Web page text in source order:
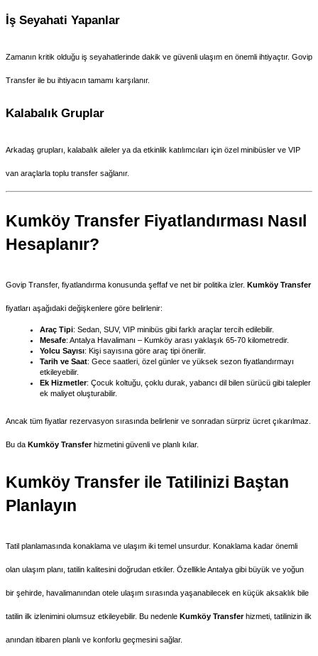
İş Seyahati Yapanlar
Zamanın kritik olduğu iş seyahatlerinde dakik ve güvenli ulaşım en önemli ihtiyaçtır. Govip
Transfer ile bu ihtiyacın tamamı karşılanır.
Kalabalık Gruplar
Arkadaş grupları, kalabalık aileler ya da etkinlik katılımcıları için özel minibüsler ve VIP
van araçlarla toplu transfer sağlanır.
Kumköy Transfer Fiyatlandırması Nasıl
Hesaplanır?
Govip Transfer, fiyatlandırma konusunda şeffaf ve net bir politika izler. Kumköy Transfer
fiyatları aşağıdaki değişkenlere göre belirlenir:
Araç Tipi: Sedan, SUV, VIP minibüs gibi farklı araçlar tercih edilebilir.
Mesafe: Antalya Havalimanı – Kumköy arası yaklaşık 65-70 kilometredir.
Yolcu Sayısı: Kişi sayısına göre araç tipi önerilir.
Tarih ve Saat: Gece saatleri, özel günler ve yüksek sezon fiyatlandırmayı
etkileyebilir.
Ek Hizmetler: Çocuk koltuğu, çoklu durak, yabancı dil bilen sürücü gibi talepler
ek maliyet oluşturabilir.
Ancak tüm fiyatlar rezervasyon sırasında belirlenir ve sonradan sürpriz ücret çıkarılmaz.
Bu da Kumköy Transfer hizmetini güvenli ve planlı kılar.
Kumköy Transfer ile Tatilinizi Baştan
Planlayın
Tatil planlamasında konaklama ve ulaşım iki temel unsurdur. Konaklama kadar önemli
olan ulaşım planı, tatilin kalitesini doğrudan etkiler. Özellikle Antalya gibi büyük ve yoğun
bir şehirde, havalimanından otele ulaşım sırasında yaşanabilecek en küçük aksaklık bile
tatilin ilk izlenimini olumsuz etkileyebilir. Bu nedenle Kumköy Transfer hizmeti, tatilinizin ilk
anından itibaren planlı ve konforlu geçmesini sağlar.